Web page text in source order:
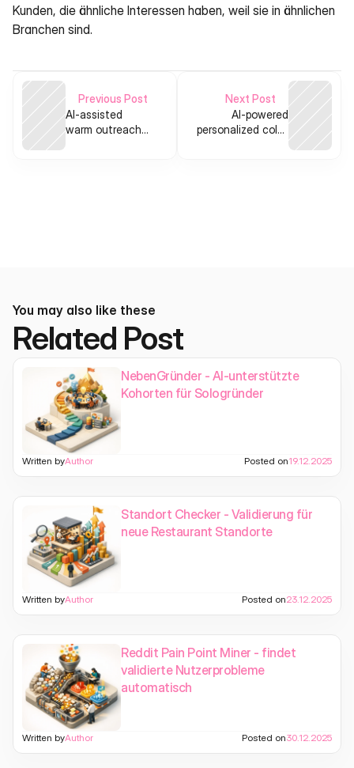
Kunden, die ähnliche Interessen haben, weil sie in ähnlichen
Branchen sind.
Previous Post
AI-assisted
warm outreach
Next Post
AI-powered
personalized cold-
You may also like these
Related Post
NebenGründer - AI-unterstützte
Kohorten für Sologründer
Written byAuthor Posted on19.12.2025
Standort Checker - Validierung für
neue Restaurant Standorte
Written byAuthor Posted on23.12.2025
Reddit Pain Point Miner - findet
validierte Nutzerprobleme
automatisch
Written byAuthor Posted on30.12.2025